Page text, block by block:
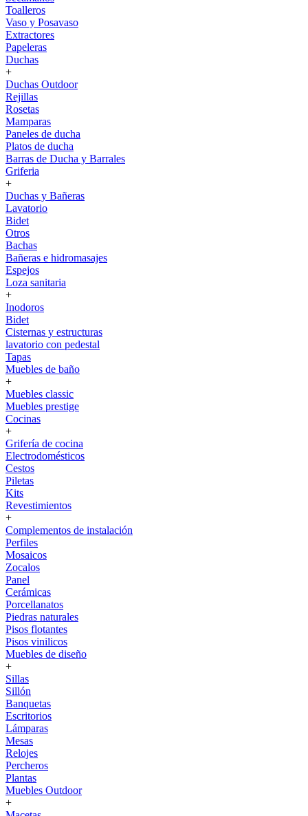
Toalleros
Vaso y Posavaso
Extractores
Papeleras
Duchas
+
Duchas Outdoor
Rejillas
Rosetas
Mamparas
Paneles de ducha
Platos de ducha
Barras de Ducha y Barrales
Griferia
+
Duchas y Bañeras
Lavatorio
Bidet
Otros
Bachas
Bañeras e hidromasajes
Espejos
Loza sanitaria
+
Inodoros
Bidet
Cisternas y estructuras
lavatorio con pedestal
Tapas
Muebles de baño
+
Muebles classic
Muebles prestige
Cocinas
+
Grifería de cocina
Electrodomésticos
Cestos
Piletas
Kits
Revestimientos
+
Complementos de instalación
Perfiles
Mosaicos
Zocalos
Panel
Cerámicas
Porcellanatos
Piedras naturales
Pisos flotantes
Pisos vinilicos
Muebles de diseño
+
Sillas
Sillón
Banquetas
Escritorios
Lámparas
Mesas
Relojes
Percheros
Plantas
Muebles Outdoor
+